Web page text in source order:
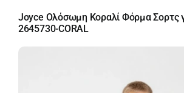
Joyce Ολόσωμη Κοραλί Φόρμα Σορτς
2645730-CORAL